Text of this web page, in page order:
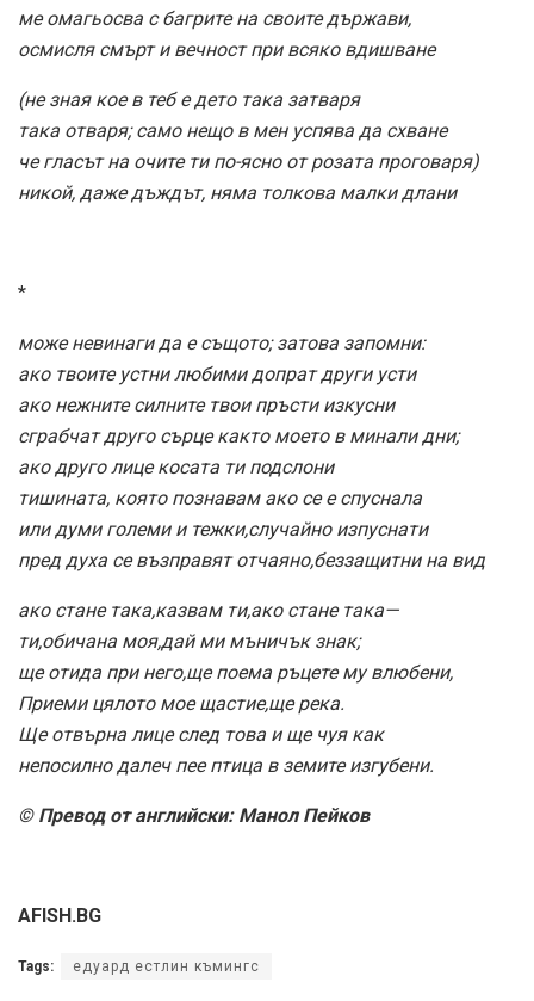
ме омагьосва с багрите на своите държави,
осмисля смърт и вечност при всяко вдишване
(не зная кое в теб е дето така затваря
така отваря; само нещо в мен успява да схване
че гласът на очите ти по-ясно от розата проговаря)
никой, даже дъждът, няма толкова малки длани
*
може невинаги да е същото; затова запомни:
ако твоите устни любими допрат други усти
ако нежните силните твои пръсти изкусни
сграбчат друго сърце както моето в минали дни;
ако друго лице косата ти подслони
тишината, която познавам ако се е спуснала
или думи големи и тежки,случайно изпуснати
пред духа се възправят отчаяно,беззащитни на вид
ако стане така,казвам ти,ако стане така—
ти,обичана моя,дай ми мъничък знак;
ще отида при него,ще поема ръцете му влюбени,
Приеми цялото мое щастие,ще река.
Ще отвърна лице след това и ще чуя как
непосилно далеч пее птица в земите изгубени.
© Превод от английски: Манол Пейков
AFISH.BG
Tags: едуард естлин къмингс